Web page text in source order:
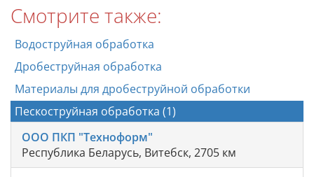
Смотрите также:
Водоструйная обработка
Дробеструйная обработка
Материалы для дробеструйной обработки
Пескоструйная обработка (1)
ООО ПКП "Техноформ"
Республика Беларусь, Витебск, 2705 км